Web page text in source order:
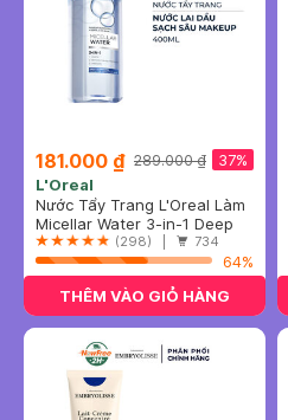
181.000 ₫ 37%
289.000 ₫
L'Oreal
Nước Tẩy Trang L'Oreal Làm
Sạch Sâu Trang Điểm 400ml
Micellar Water 3-in-1 Deep
Cleansing Even For Sensitive
Skin
(298) | 734
64%
THÊM VÀO GIỎ HÀNG